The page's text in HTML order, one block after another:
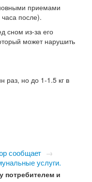
приемами
после).
сном из-за его
может нарушить
раз, но до 1-1.5 кг в
сообщает →
услуги.
потребителем и